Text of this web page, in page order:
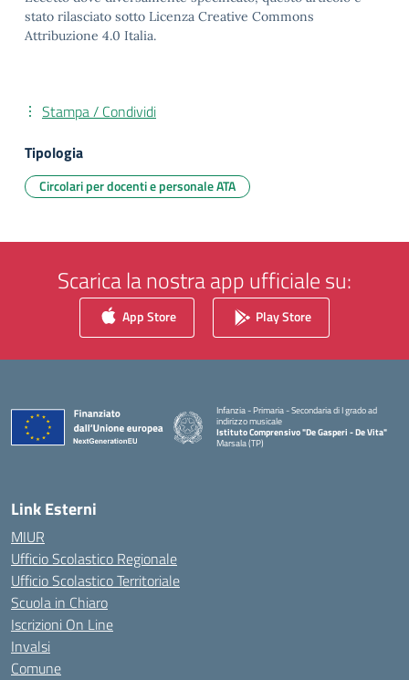
stato rilasciato sotto Licenza Creative Commons
Attribuzione 4.0 Italia.
Stampa / Condividi
Tipologia
Circolari per docenti e personale ATA
Scarica la nostra app ufficiale su:
App Store Play Store
Infanzia - Primaria - Secondaria di I grado ad
indirizzo musicale
Istituto Comprensivo "De Gasperi - De Vita"
Marsala (TP)
Link Esterni
MIUR
Ufficio Scolastico Regionale
Ufficio Scolastico Territoriale
Scuola in Chiaro
Iscrizioni On Line
Invalsi
Comune